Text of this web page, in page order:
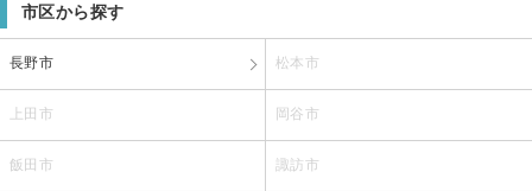
市区から探す
長野市 松本市
上田市 岡谷市
飯田市 諏訪市